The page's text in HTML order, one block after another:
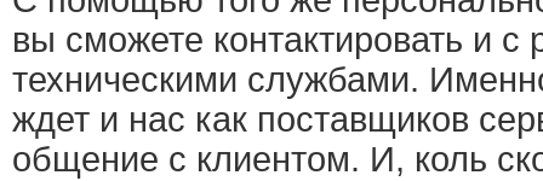
вы сможете контактировать и с
техническими службами.
ждет и нас как поставщиков
общение с клиентом. И, коль